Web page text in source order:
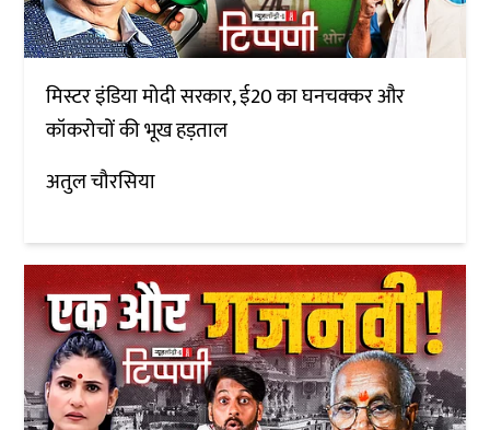
मिस्टर इंडिया मोदी सरकार, ई20 का घनचक्कर और
कॉकरोचों की भूख हड़ताल
अतुल चौरसिया